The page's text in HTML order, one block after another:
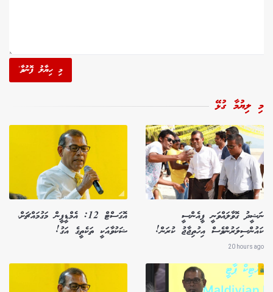
މި ހިޔާލު ފޮނުވާ'
މި ލިޔުމާ ގުޅޭ
ނަޝީދު ގޮވާލައްވަނީ ޕީއެންސީ
ކައުންސިލަރުންވެސް އިހުތިޖާޖު ކުރަން!
20 hours ago
އޮގަސްޓް 12: އެމްޑީޕީން މަގުމައްޗަށް،
ޝަކުވާއަކީ ތަކެތީގެ އަގު!